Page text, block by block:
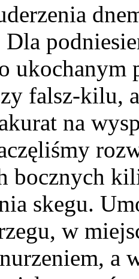
ukochanym
falsz-kilu,
na
bocznych
skegu.
w
a